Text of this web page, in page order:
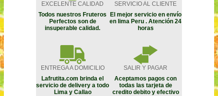
EXCELENTE CALIDAD
SERVICIO AL CLIENTE
Todos nuestros Fruteros
Perfectos son de
insuperable calidad.
El mejor servicio en envío
en lima Peru . Atención 24
horas
ENTREGA A DOMICILIO
SALIR Y PAGAR
Lafrutita.com brinda el
servicio de delivery a todo
Lima y Callao
Aceptamos pagos con
todas las tarjeta de
credito debito y efectivo